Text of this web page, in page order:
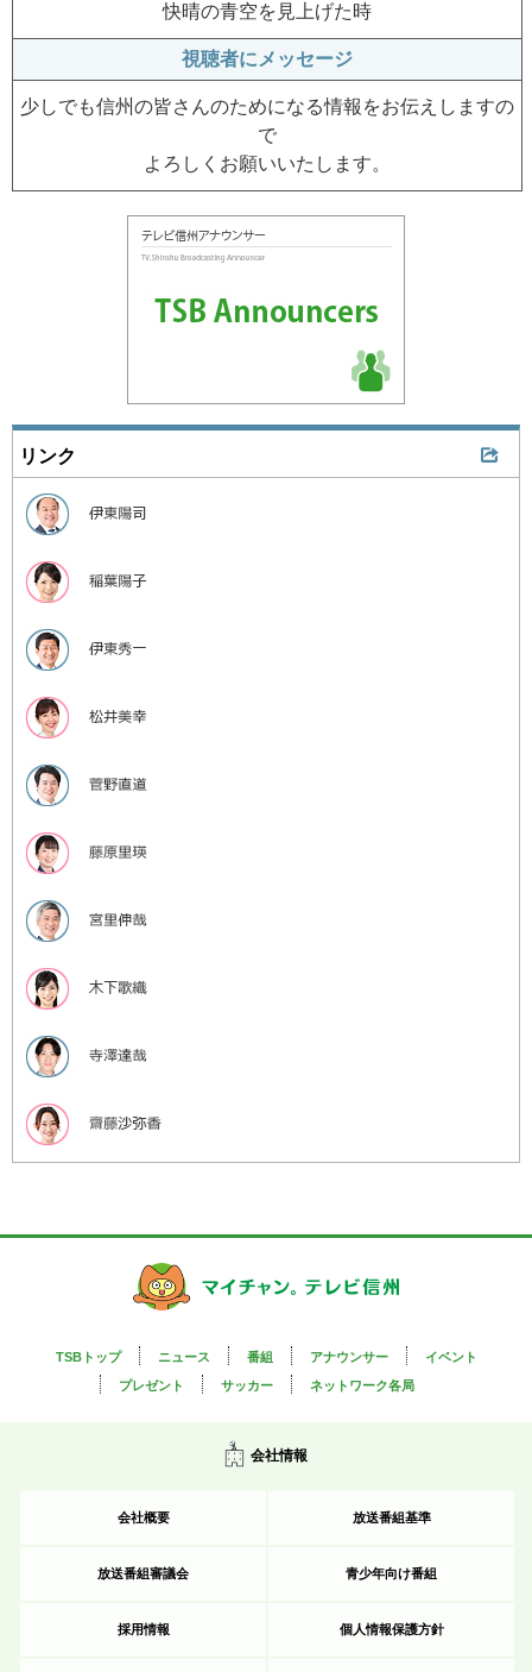
快晴の青空を見上げた時
視聴者にメッセージ
少しでも信州の皆さんのためになる情報をお伝えしますの
で
よろしくお願いいたします。
リンク
TSBトップ ニュース 番組 アナウンサー
イベント
プレゼント
サッカー ネットワーク各局
会社情報
会社概要 放送番組基準
放送番組審議会 青少年向け番組
採用情報 個人情報保護方針